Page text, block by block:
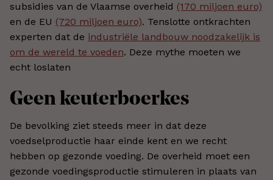
subsidies van de Vlaamse overheid (170 miljoen euro)
en de EU (720 miljoen euro). Tenslotte ontkrachten
experten dat de industriële landbouw noodzakelijk is
om de wereld te voeden. Deze mythe moeten we
echt loslaten
Geen keuterboerkes
De bevolking ziet steeds meer in dat deze
voedselproductie haar einde kent en we recht
hebben op gezonde voeding. De overheid moet een
gezonde voedingsproductie stimuleren in plaats van